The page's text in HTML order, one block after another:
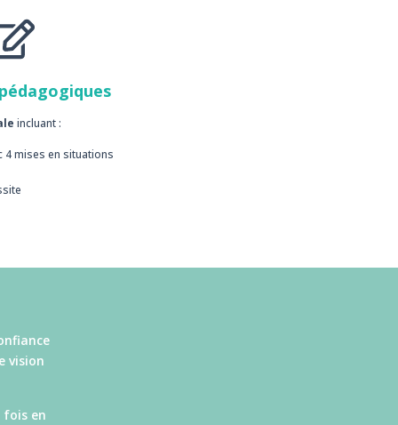
incluant :
4 mises en situations
vision
fois en